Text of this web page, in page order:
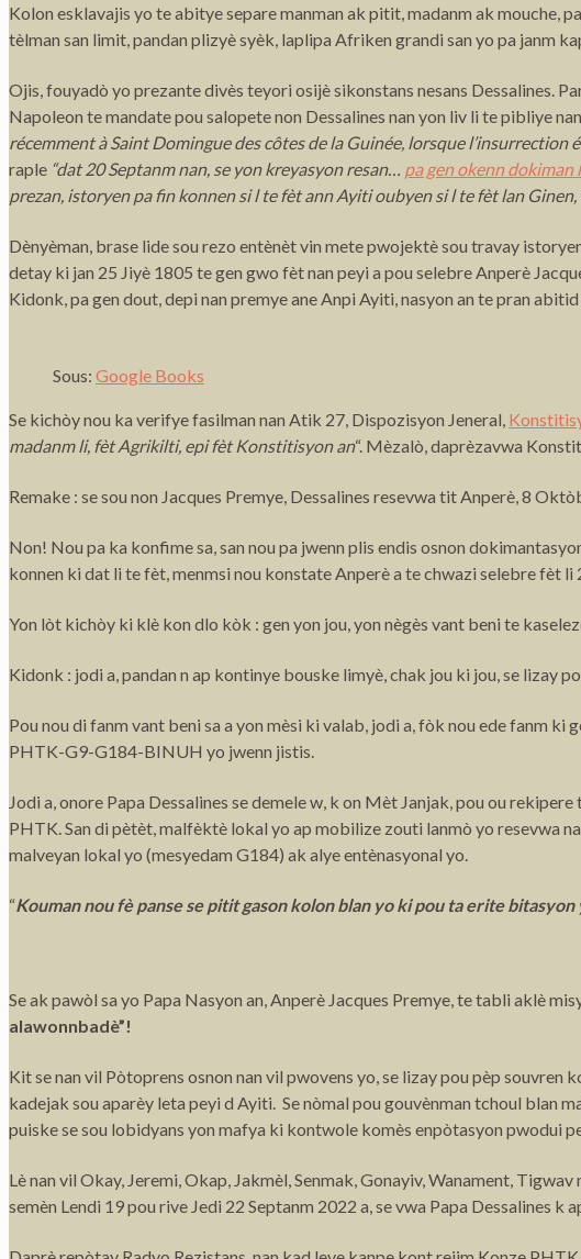
Kolon esklavajis yo te abitye separe manman ak pitit, madanm ak mouche,
tèlman san limit, pandan plizyè syèk, laplipa Afriken grandi san yo pa janm
Ojis, fouyadò yo prezante divès teyori osijè sikonstans nesans Dessalines.
Napoleon te mandate pou salopete non Dessalines nan yon liv li te pibliye
récemment à Saint Domingue des côtes de la Guinée, lorsque l’insurrection
raple “dat 20 Septanm nan, se yon kreyasyon resan… pa gen okenn dokiman
prezan, istoryen pa fin konnen si l te fèt ann Ayiti oubyen si l te fèt lan
Dènyèman, brase lide sou rezo entènèt vin mete pwojektè sou travay
detay ki jan 25 Jiyè 1805 te gen gwo fèt nan peyi a pou selebre Anperè
Kidonk, pa gen dout, depi nan premye ane Anpi Ayiti, nasyon an te pran
Sous: Google Books
Se kichòy nou ka verifye fasilman nan Atik 27, Dispozisyon Jeneral,
madanm li, fèt Agrikilti, epi fèt Konstitisyon an“. Mèzalò, daprèzavwa
Remake : se sou non Jacques Premye, Dessalines resevwa tit Anperè, 8
Non! Nou pa ka konfime sa, san nou pa jwenn plis endis osnon
konnen ki dat li te fèt, menmsi nou konstate Anperè a te chwazi selebre fèt
Yon lòt kichòy ki klè kon dlo kòk : gen yon jou, yon nègès vant beni te
Kidonk : jodi a, pandan n ap kontinye bouske limyè, chak jou ki jou, se lizay
Pou nou di fanm vant beni sa a yon mèsi ki valab, jodi a, fòk nou ede fanm ki
PHTK-G9-G184-BINUH yo jwenn jistis.
Jodi a, onore Papa Dessalines se demele w, k on Mèt Janjak, pou ou
PHTK. San di pètèt, malfèktè lokal yo ap mobilize zouti lanmò yo resevwa
malveyan lokal yo (mesyedam G184) ak alye entènasyonal yo.
“Kouman nou fè panse se pitit gason kolon blan yo ki pou ta erite bitasyon
Se ak pawòl sa yo Papa Nasyon an, Anperè Jacques Premye, te tabli aklè
alawonnbadè”!
Kit se nan vil Pòtoprens osnon nan vil pwovens yo, se lizay pou pèp
kadejak sou aparèy leta peyi d Ayiti. Se nòmal pou gouvènman tchoul blan
puiske se sou lobidyans yon mafya ki kontwole komès enpòtasyon pwodui
Lè nan vil Okay, Jeremi, Okap, Jakmèl, Senmak, Gonayiv, Wanament,
semèn Lendi 19 pou rive Jedi 22 Septanm 2022 a, se vwa Papa Dessalines k